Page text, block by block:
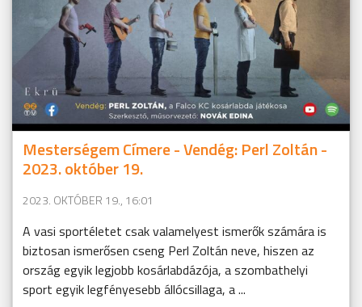
Mesterségem Címere - Vendég: Perl Zoltán -
2023. október 19.
2023. OKTÓBER 19., 16:01
A vasi sportéletet csak valamelyest ismerők számára is
biztosan ismerősen cseng Perl Zoltán neve, hiszen az
ország egyik legjobb kosárlabdázója, a szombathelyi
sport egyik legfényesebb állócsillaga, a ...